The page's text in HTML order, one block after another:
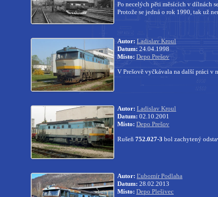
Po necelých pěti měsících v dílnách
Protože se jedná o rok 1990, tak už
Autor: Ladislav Kroul
Datum: 24.04.1998
Místo: Depo Prešov
V Prešově vyčkávala na další práci v
Autor: Ladislav Kroul
Datum: 02.10.2001
Místo: Depo Prešov
Rušeň 752.027-3 bol zachytený
Autor: Ľubomír Podlaha
Datum: 28.02.2013
Místo: Depo Plešivec